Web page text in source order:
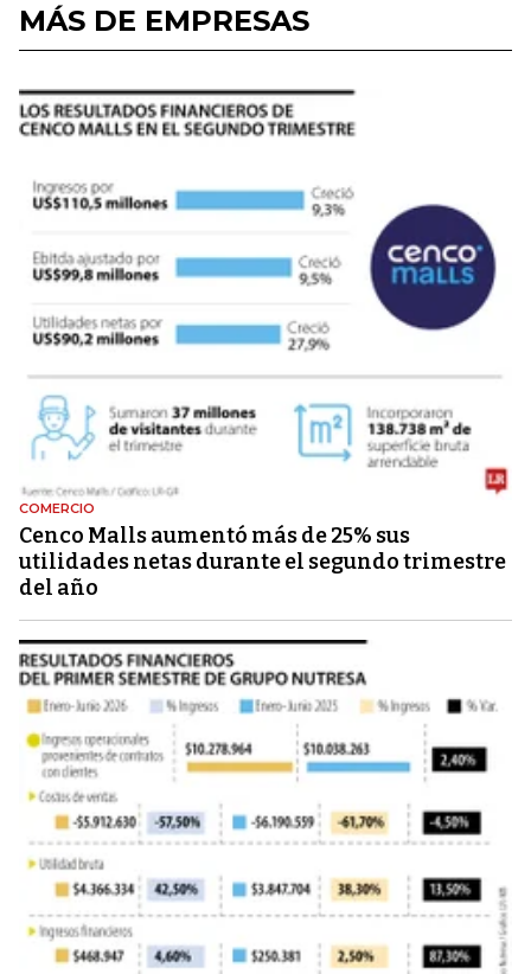
MÁS DE EMPRESAS
COMERCIO
Cenco Malls aumentó más de 25% sus
utilidades netas durante el segundo trimestre
del año